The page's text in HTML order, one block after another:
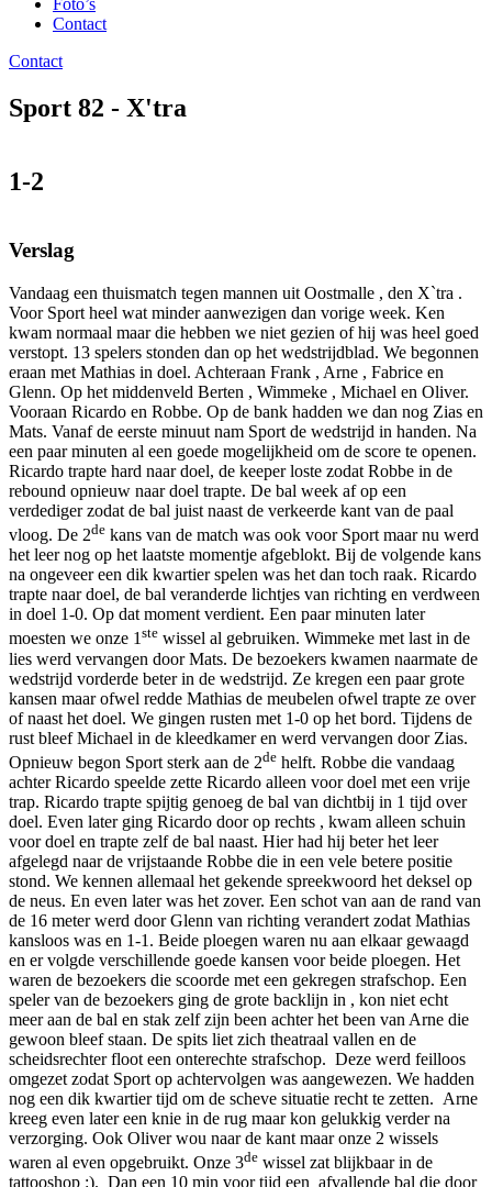
Contact
Contact
Sport 82 - X'tra
1-2
Verslag
Vandaag een thuismatch tegen mannen uit Oostmalle , den X`tra .
Voor Sport heel wat minder aanwezigen dan vorige week. Ken
kwam normaal maar die hebben we niet gezien of hij was heel goed
verstopt. 13 spelers stonden dan op het wedstrijdblad. We begonnen
eraan met Mathias in doel. Achteraan Frank , Arne , Fabrice en
Glenn. Op het middenveld Berten , Wimmeke , Michael en Oliver.
Vooraan Ricardo en Robbe. Op de bank hadden we dan nog Zias en
Mats. Vanaf de eerste minuut nam Sport de wedstrijd in handen. Na
een paar minuten al een goede mogelijkheid om de score te openen.
Ricardo trapte hard naar doel, de keeper loste zodat Robbe in de
rebound opnieuw naar doel trapte. De bal week af op een
verdediger zodat de bal juist naast de verkeerde kant van de paal
vloog. De 2de kans van de match was ook voor Sport maar nu werd
het leer nog op het laatste momentje afgeblokt. Bij de volgende kans
na ongeveer een dik kwartier spelen was het dan toch raak. Ricardo
trapte naar doel, de bal veranderde lichtjes van richting en verdween
in doel 1-0. Op dat moment verdient. Een paar minuten later
moesten we onze 1ste wissel al gebruiken. Wimmeke met last in de
lies werd vervangen door Mats. De bezoekers kwamen naarmate de
wedstrijd vorderde beter in de wedstrijd. Ze kregen een paar grote
kansen maar ofwel redde Mathias de meubelen ofwel trapte ze over
of naast het doel. We gingen rusten met 1-0 op het bord. Tijdens de
rust bleef Michael in de kleedkamer en werd vervangen door Zias.
Opnieuw begon Sport sterk aan de 2de helft. Robbe die vandaag
achter Ricardo speelde zette Ricardo alleen voor doel met een vrije
trap. Ricardo trapte spijtig genoeg de bal van dichtbij in 1 tijd over
doel. Even later ging Ricardo door op rechts , kwam alleen schuin
voor doel en trapte zelf de bal naast. Hier had hij beter het leer
afgelegd naar de vrijstaande Robbe die in een vele betere positie
stond. We kennen allemaal het gekende spreekwoord het deksel op
de neus. En even later was het zover. Een schot van aan de rand van
de 16 meter werd door Glenn van richting verandert zodat Mathias
kansloos was en 1-1. Beide ploegen waren nu aan elkaar gewaagd
en er volgde verschillende goede kansen voor beide ploegen. Het
waren de bezoekers die scoorde met een gekregen strafschop. Een
speler van de bezoekers ging de grote backlijn in , kon niet echt
meer aan de bal en stak zelf zijn been achter het been van Arne die
gewoon bleef staan. De spits liet zich theatraal vallen en de
scheidsrechter floot een onterechte strafschop. Deze werd feilloos
omgezet zodat Sport op achtervolgen was aangewezen. We hadden
nog een dik kwartier tijd om de scheve situatie recht te zetten. Arne
kreeg even later een knie in de rug maar kon gelukkig verder na
verzorging. Ook Oliver wou naar de kant maar onze 2 wissels
waren al even opgebruikt. Onze 3de wissel zat blijkbaar in de
tattooshop :). Dan een 10 min voor tijd een afvallende bal die door